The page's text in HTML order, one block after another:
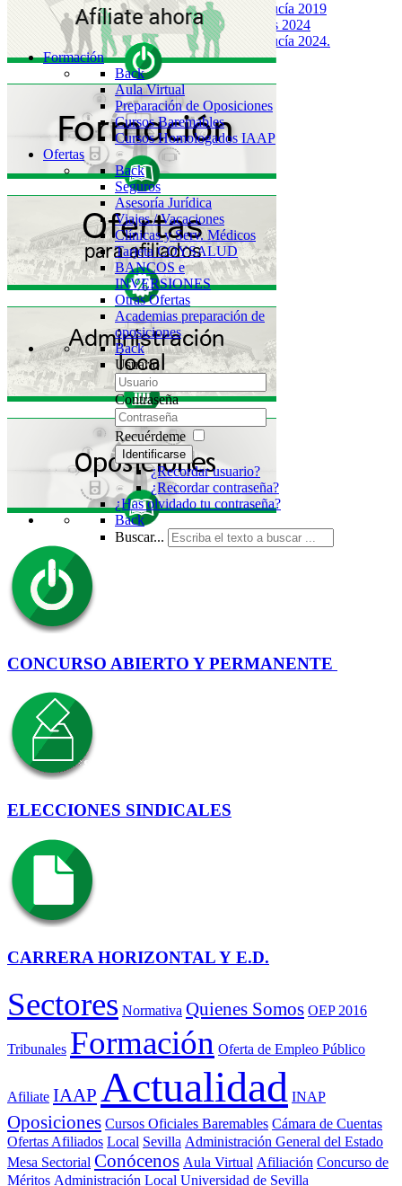
Junta de Andalucía 2019
SAS Elecciones 2024
Junta de Andalucía 2024.
Formación
Back
Aula Virtual
Preparación de Oposiciones
Cursos Baremables
Cursos Homologados IAAP
Ofertas
Back
Seguros
Asesoría Jurídica
Viajes / Vacaciones
Clínicas y Serv. Médicos
Tarjeta COYSALUD
BANCOS e
INVERSIONES
Otras Ofertas
Academias preparación de
oposiciones
Back
Usuario
Contraseña
Recuérdeme
Identificarse
¿Recordar usuario?
¿Recordar contraseña?
¿Has olvidado tu contraseña?
Back
Buscar...
CONCURSO ABIERTO Y PERMANENTE
ELECCIONES SINDICALES
CARRERA HORIZONTAL Y E.D.
Sectores Normativa Quienes Somos OEP 2016
Tribunales Formación Oferta de Empleo Público
Afiliate IAAP Actualidad INAP
Oposiciones Cursos Oficiales Baremables Cámara de Cuentas
Ofertas Afiliados Local Sevilla Administración General del Estado
Mesa Sectorial Conócenos Aula Virtual Afiliación Concurso de
Méritos Administración Local Universidad de Sevilla